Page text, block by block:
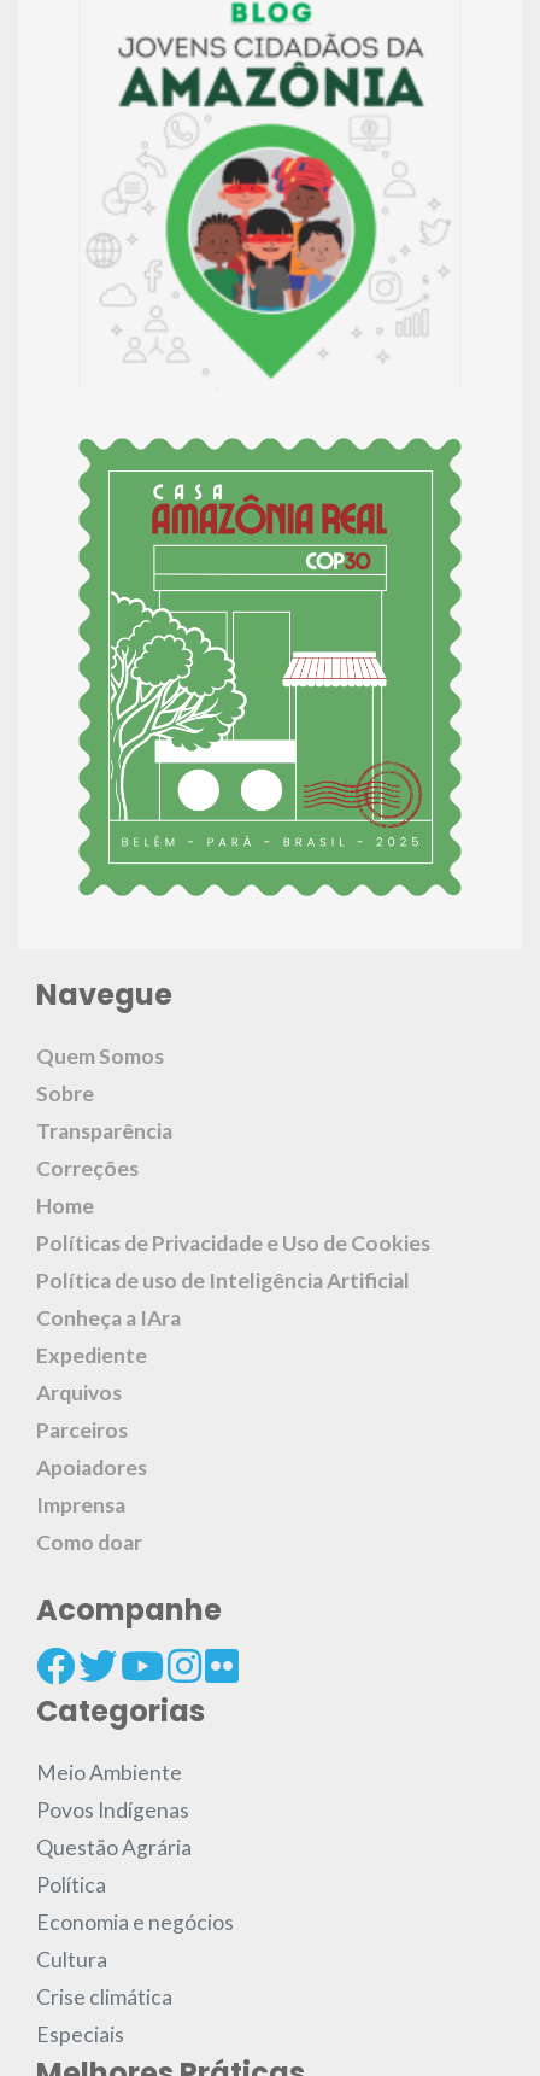
Navegue
Quem Somos
Sobre
Transparência
Correções
Home
Políticas de Privacidade e Uso de Cookies
Política de uso de Inteligência Artificial
Conheça a IAra
Expediente
Arquivos
Parceiros
Apoiadores
Imprensa
Como doar
Acompanhe
Categorias
Meio Ambiente
Povos Indígenas
Questão Agrária
Política
Economia e negócios
Cultura
Crise climática
Especiais